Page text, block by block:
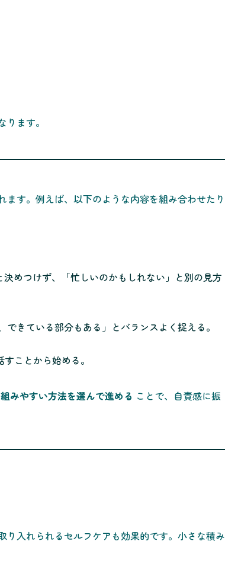
ます。
す。例えば、以下のような内容を組み合わせたり
めつけず、「忙しいのかもしれない」と別の見方
きている部分もある」とバランスよく捉える。
ことから始める。
みやすい方法を選んで進める ことで、自責感に振
入れられるセルフケアも効果的です。小さな積み